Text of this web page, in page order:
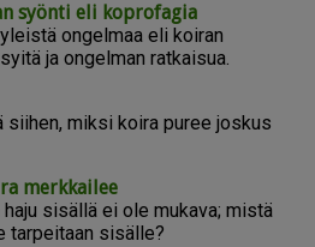
syönti eli koprofagia
ongelmaa eli koiran
ja ongelman ratkaisua.
miksi koira puree joskus
merkkailee
sisällä ei ole mukava; mistä
tarpeitaan sisälle?